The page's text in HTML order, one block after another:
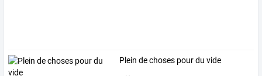
Plein de choses pour du vide